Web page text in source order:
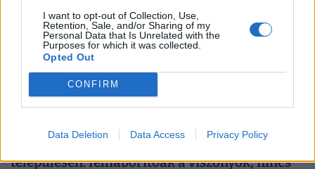
I want to opt-out of Collection, Use,
Retention, Sale, and/or Sharing of my
Personal Data that Is Unrelated with the
Purposes for which it was collected.
Opted Out
CONFIRM
Data Deletion Data Access Privacy Policy
Megszületett a rangsor: ez a város lett
Magyarország történelmi fővárosa
Eger, Visegrád és Pécs vezetik Magyarország legszebb
történelmi városainak rangsorát.
Már öt napja víz nélkül élnek ezen a
településen: felháborítóak a viszonyok, nincs